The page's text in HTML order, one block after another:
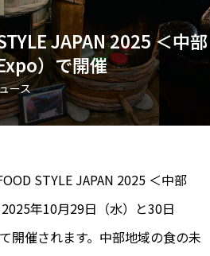
JAPAN 2025 ＜中部
）で開催
ース
STYLE JAPAN 2025 ＜中部
年10月29日（水）と30日
開催されます。中部地域の食の未